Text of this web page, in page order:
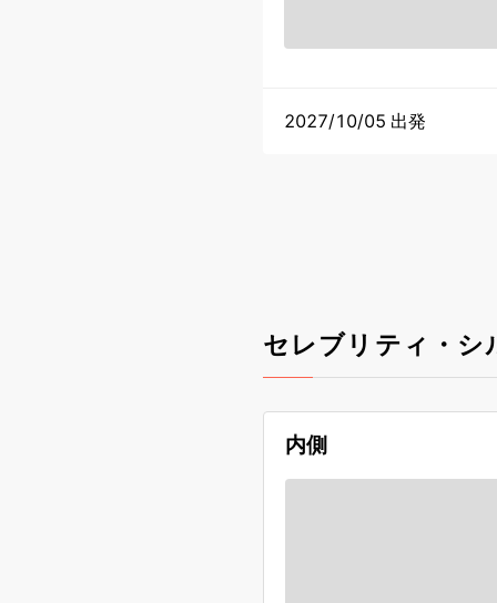
2027/10/05 出発
セレブリティ・シ
内側